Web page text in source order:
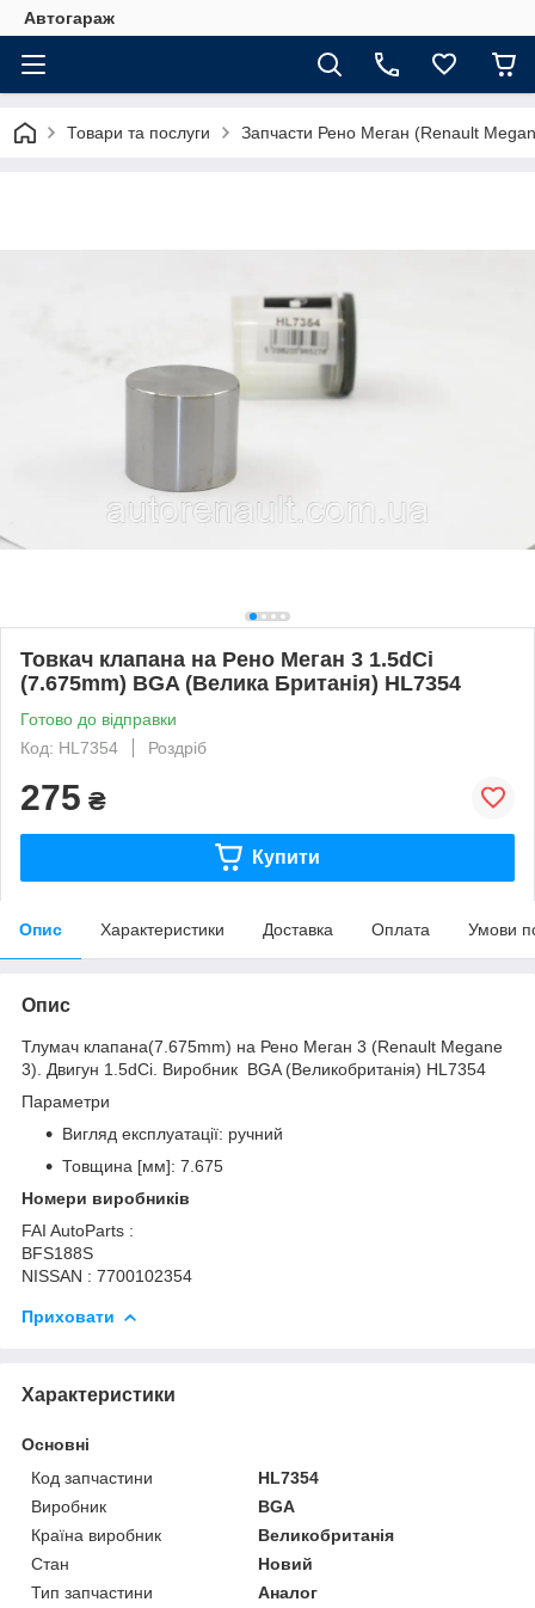
Автогараж
Товари та послуги Запчасти Рено Меган (Renault
Товкач клапана на Рено Меган 3 1.5dCi
(7.675mm) BGA (Велика Британія) HL7354
Готово до відправки
Код: HL7354
Роздріб
275 ₴
Купити
Опис Характеристики Доставка Оплата Умови
Опис
Тлумач клапана(7.675mm) на Рено Меган 3 (Renault Megane
3). Двигун 1.5dCi. Виробник BGA (Великобританія) HL7354
Параметри
Вигляд експлуатації: ручний
Товщина [мм]: 7.675
Номери виробників
FAI AutoParts :
BFS188S
NISSAN : 7700102354
Приховати
Характеристики
Основні
Код запчастини
HL7354
Виробник
BGA
Країна виробник
Великобританія
Стан
Новий
Тип запчастини
Аналог